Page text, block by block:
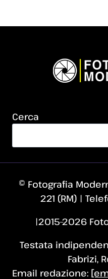
Cerca
© Fotografia
221 (RM) |
|2015–2026
Testata
Fabrizi,
Email redazione: